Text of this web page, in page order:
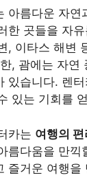
아름다운 자연
한 곳들을 자
, 이타스 해변
, 괌에는 자연
있습니다. 렌
있는 기회를
카는 여행의
름다움을 만끽
즐거운 여행을